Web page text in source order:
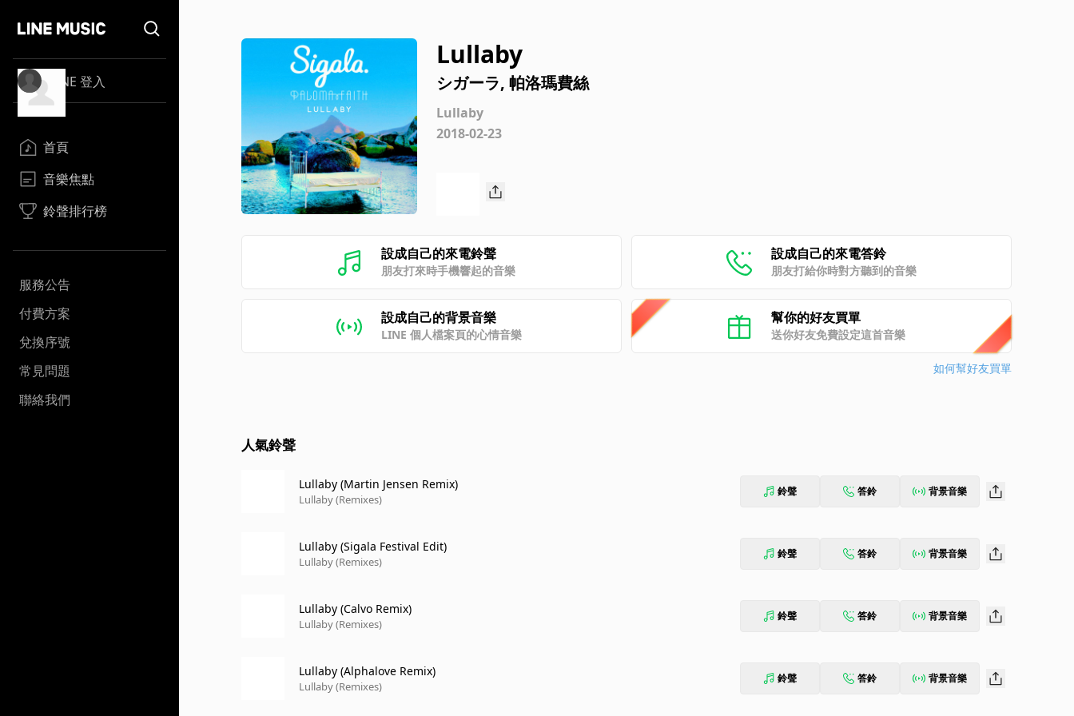
LINE 登入
首頁
音樂焦點
鈴聲排行榜
服務公告
付費方案
兌換序號
常見問題
聯絡我們
Lullaby
シガーラ, 帕洛瑪費絲
Lullaby
2018-02-23
設成自己的來電鈴聲
朋友打來時手機響起的音樂
設成自己的來電答鈴
朋友打給你時對方聽到的音樂
設成自己的背景音樂
LINE 個人檔案頁的心情音樂
幫你的好友買單
送你好友免費設定這首音樂
如何幫好友買單
人氣鈴聲
Lullaby (Martin Jensen Remix)
Lullaby (Remixes)
鈴聲 答鈴 背景音樂
Lullaby (Sigala Festival Edit)
Lullaby (Remixes)
鈴聲 答鈴 背景音樂
Lullaby (Calvo Remix)
Lullaby (Remixes)
鈴聲 答鈴 背景音樂
Lullaby (Alphalove Remix)
Lullaby (Remixes)
鈴聲 答鈴 背景音樂